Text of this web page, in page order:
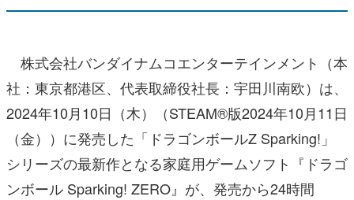
株式会社バンダイナムコエンターテインメント（本
社：東京都港区、代表取締役社長：宇田川南欧）は、
2024年10月10日（木）（STEAM®版2024年10月11日
（金））に発売した「ドラゴンボールZ Sparking!」
シリーズの最新作となる家庭用ゲームソフト『ドラゴ
ンボール Sparking! ZERO』が、発売から24時間